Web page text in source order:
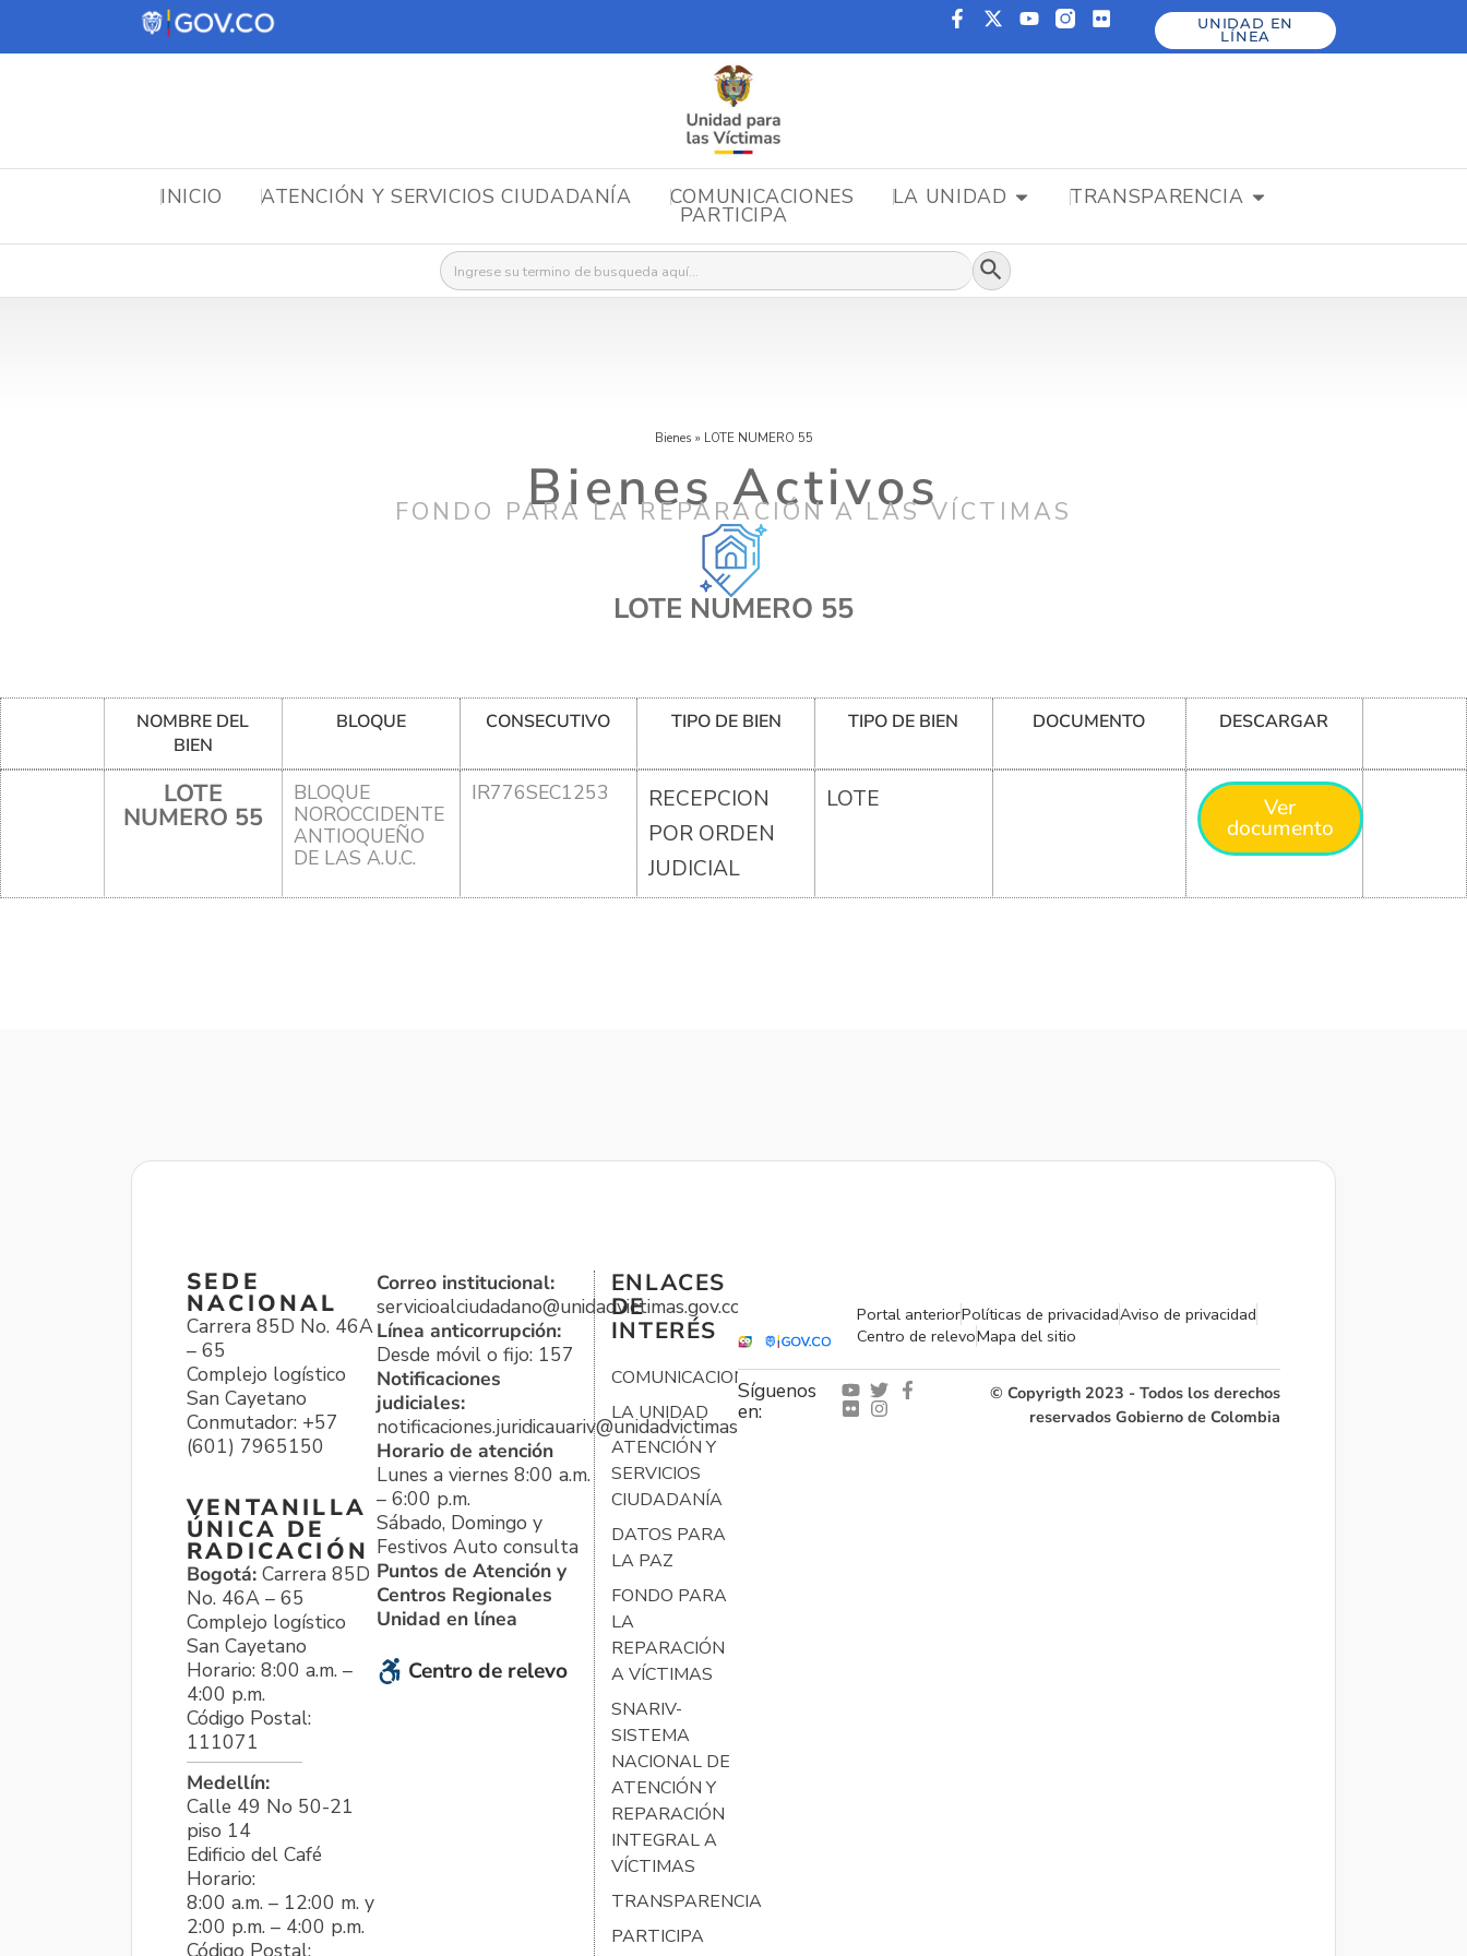
UNIDAD EN
LÍNEA
INICIO ATENCIÓN Y SERVICIOS CIUDADANÍA COMUNICACIONES LA UNIDAD TRANSPARENCIA
PARTICIPA
Buscar: Botón de búsqueda
Bienes » LOTE NUMERO 55
Bienes Activos
FONDO PARA LA REPARACIÓN A LAS VÍCTIMAS
LOTE NUMERO 55
NOMBRE DEL
BIEN
BLOQUE CONSECUTIVO TIPO DE BIEN TIPO DE BIEN DOCUMENTO DESCARGAR
LOTE
NUMERO 55
BLOQUE
NOROCCIDENTE
ANTIOQUEÑO
DE LAS A.U.C.
IR776SEC1253
RECEPCION
POR ORDEN
JUDICIAL
LOTE Ver
documento
SEDE
NACIONAL
Carrera 85D No. 46A
– 65
Complejo logístico
San Cayetano
Conmutador: +57
(601) 7965150
VENTANILLA
ÚNICA DE
RADICACIÓN
Bogotá: Carrera 85D
No. 46A – 65
Complejo logístico
San Cayetano
Horario: 8:00 a.m. –
4:00 p.m.
Código Postal:
111071
Medellín:
Calle 49 No 50-21
piso 14
Edificio del Café
Horario:
8:00 a.m. – 12:00 m. y
2:00 p.m. – 4:00 p.m.
Correo institucional:
servicioalciudadano@unidadvictimas.gov.co
Línea anticorrupción:
Desde móvil o fijo: 157
Notificaciones
judiciales:
notificaciones.juridicauariv@unidadvictimas.gov.co
Horario de atención
Lunes a viernes 8:00 a.m.
– 6:00 p.m.
Sábado, Domingo y
Festivos Auto consulta
Puntos de Atención y
Centros Regionales
Unidad en línea
Centro de relevo
ENLACES
DE
INTERÉS
COMUNICACIONES
LA UNIDAD
ATENCIÓN Y
SERVICIOS
CIUDADANÍA
DATOS PARA
LA PAZ
FONDO PARA
LA
REPARACIÓN
A VÍCTIMAS
SNARIV-
SISTEMA
NACIONAL DE
ATENCIÓN Y
REPARACIÓN
INTEGRAL A
VÍCTIMAS
TRANSPARENCIA
PARTICIPA
Portal anteriorPolíticas de privacidadAviso de privacidad
Centro de relevoMapa del sitio
Síguenos
en:
© Copyrigth 2023 - Todos los derechos
reservados Gobierno de Colombia